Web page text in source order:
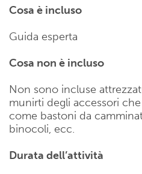
Cosa è incluso
Guida esperta
Cosa non è incluso
Non sono incluse
munirti degli accessori
come bastoni da
binocoli, ecc.
Durata dell’attività